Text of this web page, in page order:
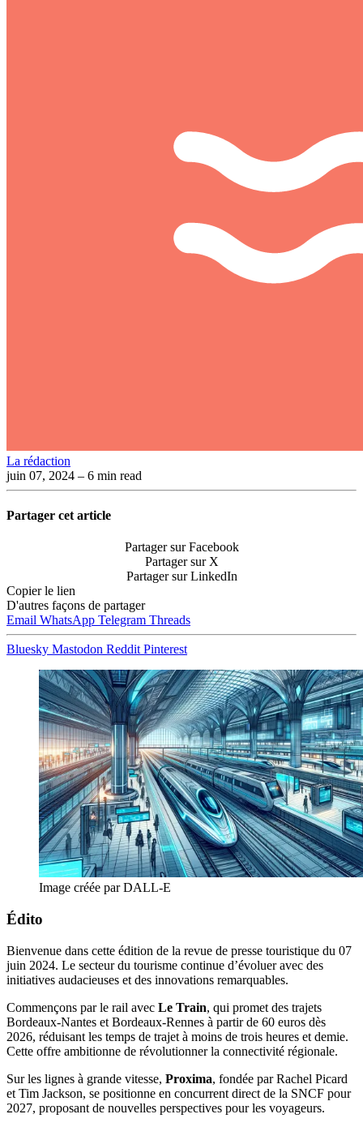
La rédaction
juin 07, 2024 – 6 min read
Partager cet article
Partager sur Facebook
Partager sur X
Partager sur LinkedIn
Copier le lien
D'autres façons de partager
Email WhatsApp Telegram Threads
Bluesky Mastodon Reddit Pinterest
Image créée par DALL-E
Édito
Bienvenue dans cette édition de la revue de presse touristique du 07
juin 2024. Le secteur du tourisme continue d’évoluer avec des
initiatives audacieuses et des innovations remarquables.
Commençons par le rail avec Le Train, qui promet des trajets
Bordeaux-Nantes et Bordeaux-Rennes à partir de 60 euros dès
2026, réduisant les temps de trajet à moins de trois heures et demie.
Cette offre ambitionne de révolutionner la connectivité régionale.
Sur les lignes à grande vitesse, Proxima, fondée par Rachel Picard
et Tim Jackson, se positionne en concurrent direct de la SNCF pour
2027, proposant de nouvelles perspectives pour les voyageurs.